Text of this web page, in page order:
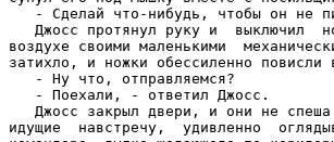
- Сделай что-нибудь, чтобы он не
Джосс протянул руку и  выключил
воздухе своими маленькими
затихло, и ножки обессиленно повисли
   - Ну что, отправляемся?
   - Поехали, - ответил Джосс.
Джосс закрыл двери, и они не
идущие  навстречу,  удивленно